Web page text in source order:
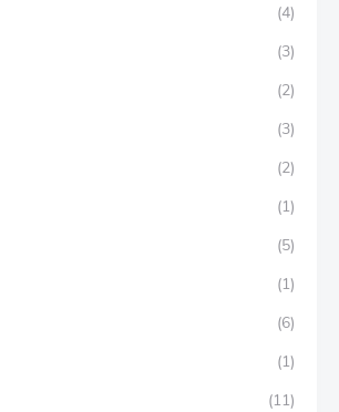
(4)
(3)
(2)
(3)
(2)
(1)
(5)
(1)
(6)
(1)
(11)